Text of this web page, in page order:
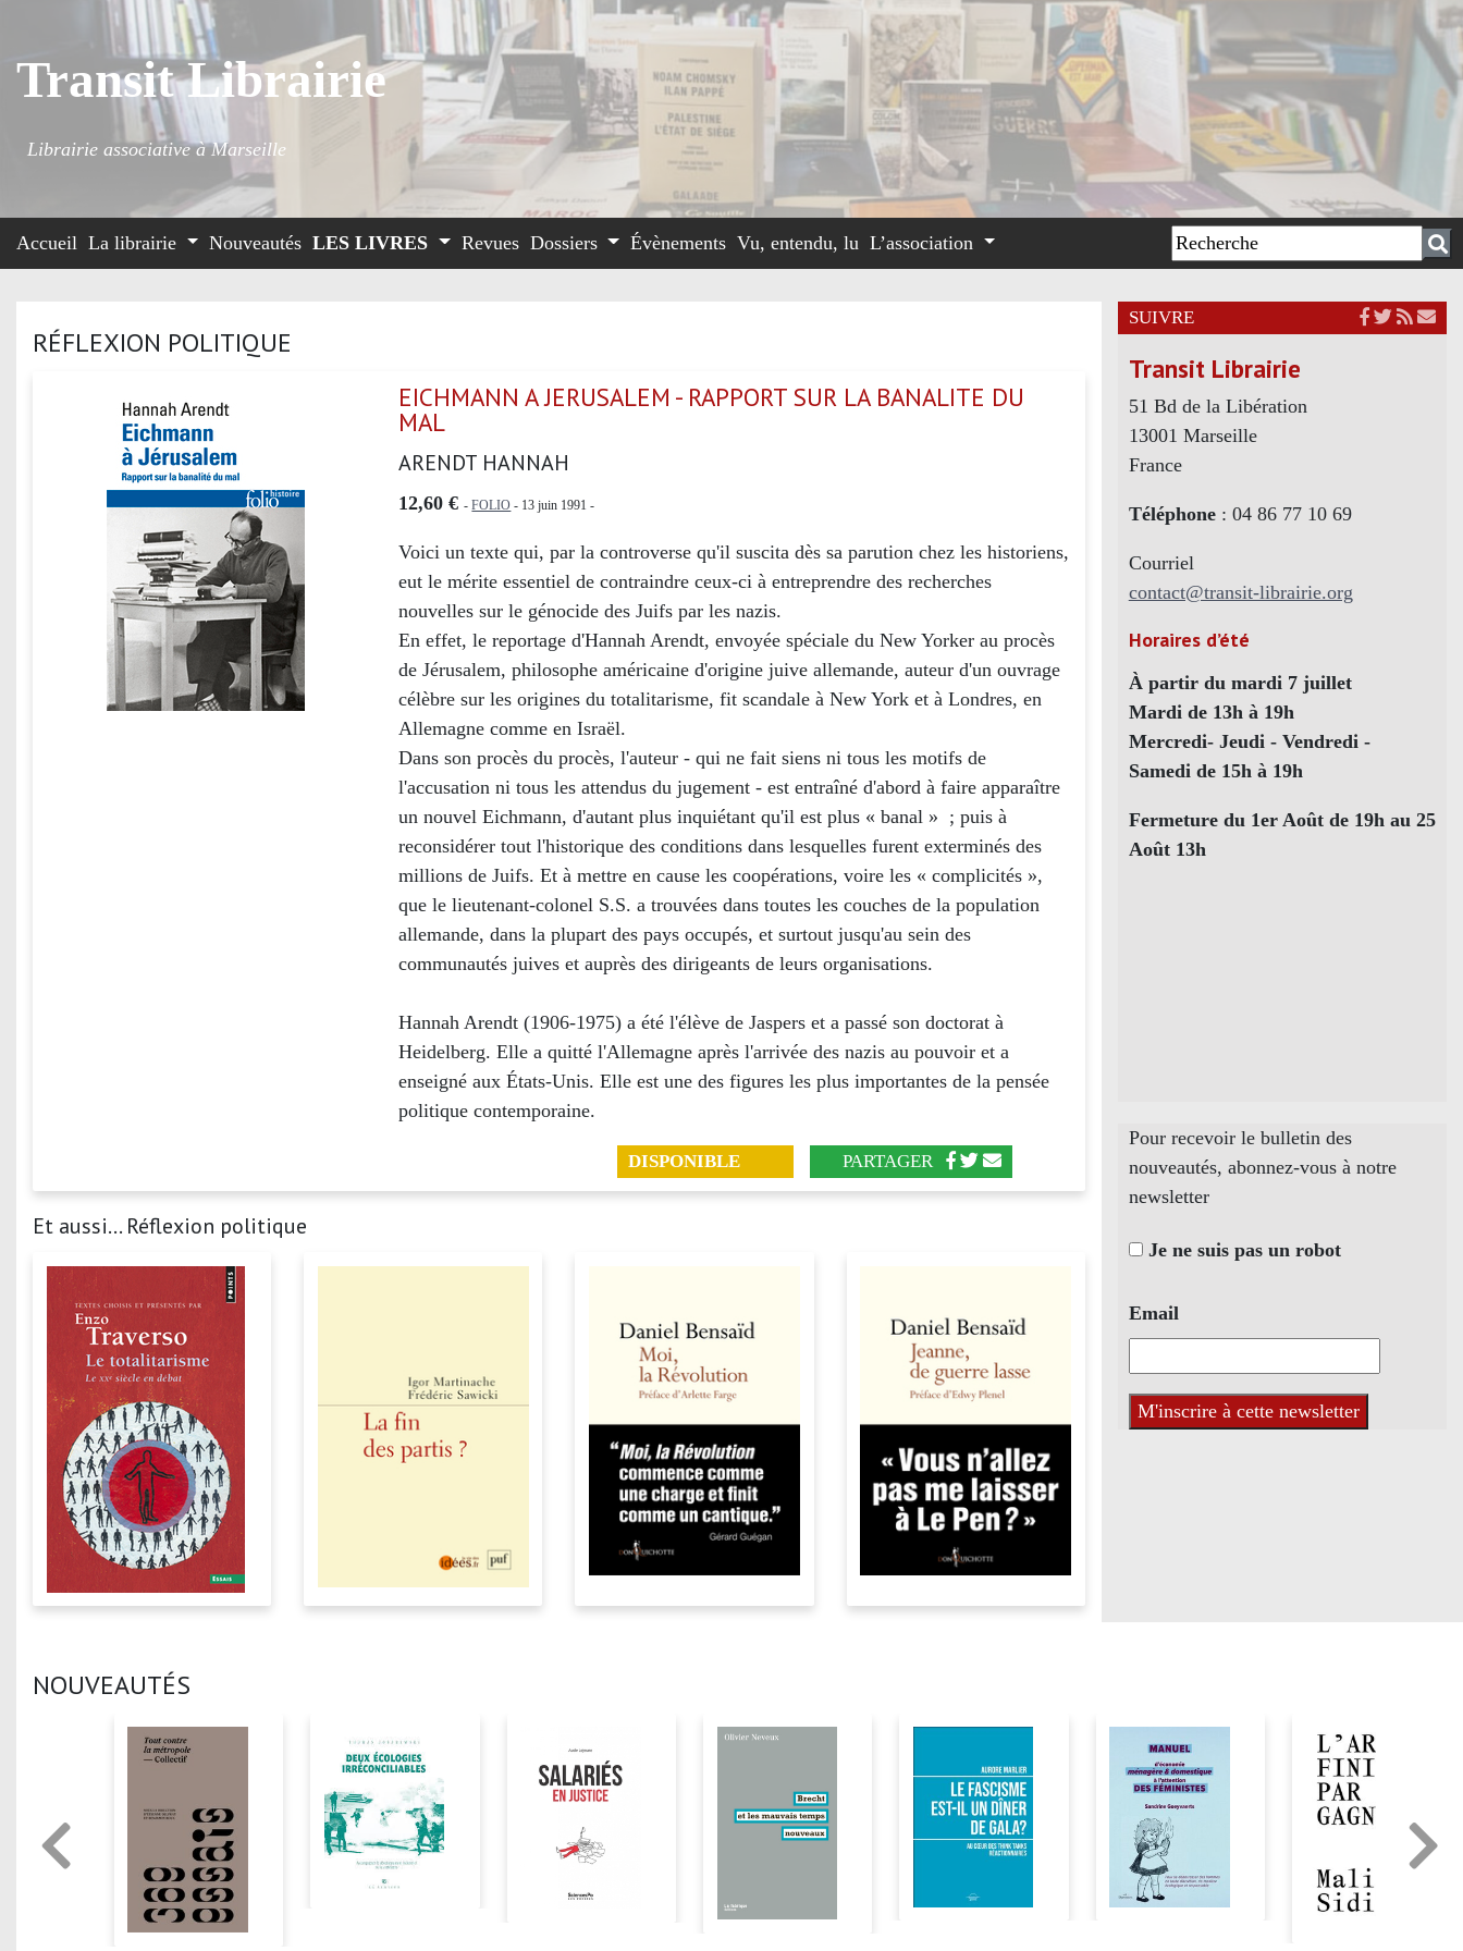
Transit Librairie
Librairie associative à Marseille
Accueil La librairie Nouveautés LES LIVRES Revues Dossiers Évènements Vu, entendu, lu L’association
RÉFLEXION POLITIQUE
EICHMANN A JERUSALEM - RAPPORT SUR LA BANALITE DU
MAL
ARENDT HANNAH
12,60 € -FOLIO - 13 juin 1991 -
Voici un texte qui, par la controverse qu'il suscita dès sa parution chez les historiens,
eut le mérite essentiel de contraindre ceux-ci à entreprendre des recherches
nouvelles sur le génocide des Juifs par les nazis.
En effet, le reportage d'Hannah Arendt, envoyée spéciale du New Yorker au procès
de Jérusalem, philosophe américaine d'origine juive allemande, auteur d'un ouvrage
célèbre sur les origines du totalitarisme, fit scandale à New York et à Londres, en
Allemagne comme en Israël.
Dans son procès du procès, l'auteur - qui ne fait siens ni tous les motifs de
l'accusation ni tous les attendus du jugement - est entraîné d'abord à faire apparaître
un nouvel Eichmann, d'autant plus inquiétant qu'il est plus « banal » ; puis à
reconsidérer tout l'historique des conditions dans lesquelles furent exterminés des
millions de Juifs. Et à mettre en cause les coopérations, voire les « complicités »,
que le lieutenant-colonel S.S. a trouvées dans toutes les couches de la population
allemande, dans la plupart des pays occupés, et surtout jusqu'au sein des
communautés juives et auprès des dirigeants de leurs organisations.
Hannah Arendt (1906-1975) a été l'élève de Jaspers et a passé son doctorat à
Heidelberg. Elle a quitté l'Allemagne après l'arrivée des nazis au pouvoir et a
enseigné aux États-Unis. Elle est une des figures les plus importantes de la pensée
politique contemporaine.
DISPONIBLE PARTAGER
Et aussi... Réflexion politique
SUIVRE
Transit Librairie
51 Bd de la Libération
13001 Marseille
France
Téléphone: 04 86 77 10 69
Courriel
contact@transit-librairie.org
Horaires d’été
À partir du mardi 7 juillet
Mardi de 13h à 19h
Mercredi- Jeudi - Vendredi -
Samedi de 15h à 19h
Fermeture du 1er Août de 19h au 25
Août 13h
Pour recevoir le bulletin des
nouveautés, abonnez-vous à notre
newsletter
Je ne suis pas un robot
Email
NOUVEAUTÉS